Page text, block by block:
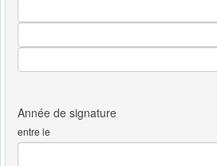
entre le